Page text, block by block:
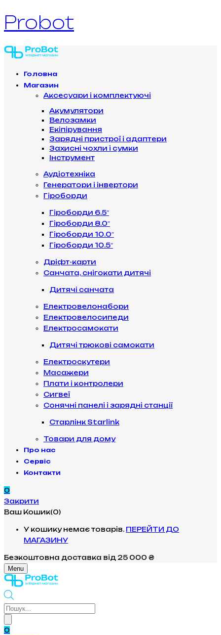
Probot
Головна
Магазин
Аксесуари і комплектуючі
Акумулятори
Велозамки
Екіпірування
Зарядні пристрої і адаптери
Захисні чохли і сумки
Інструмент
Аудіотехніка
Генератори і інвертори
Гіроборди
Гіроборди 6.5″
Гіроборди 8.0″
Гіроборди 10.0″
Гіроборди 10.5″
Дріфт-карти
Санчата, снігокати дитячі
Дитячі санчата
Електровелонабори
Електровелосипеди
Електросамокати
Дитячі трюкові самокати
Електроскутери
Масажери
Плати і контролери
Сигвеї
Сонячні панелі і зарядні станції
Старлінк Starlink
Товари для дому
Про нас
Сервіс
Контакти
0
Закрити
Ваш Кошик(0)
У кошику немає товарів. ПЕРЕЙТИ ДО
МАГАЗИНУ
Безкоштовна доставка від 25 000 ₴
Menu
Products
0